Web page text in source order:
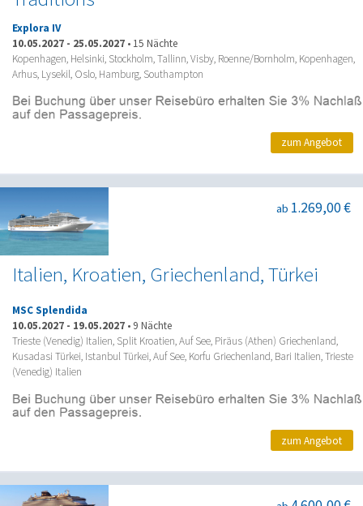
Explora IV
10.05.2027 - 25.05.2027 • 15 Nächte
Kopenhagen, Helsinki, Stockholm, Tallinn, Visby, Roenne/Bornholm, Kopenhagen,
Arhus, Lysekil, Oslo, Hamburg, Southampton
zum Angebot
Italien, Kroatien, Griechenland, Türkei
ab 1.269,00 €
MSC Splendida
10.05.2027 - 19.05.2027 • 9 Nächte
Trieste (Venedig) Italien, Split Kroatien, Auf See, Piräus (Athen) Griechenland,
Kusadasi Türkei, Istanbul Türkei, Auf See, Korfu Griechenland, Bari Italien, Trieste
(Venedig) Italien
zum Angebot